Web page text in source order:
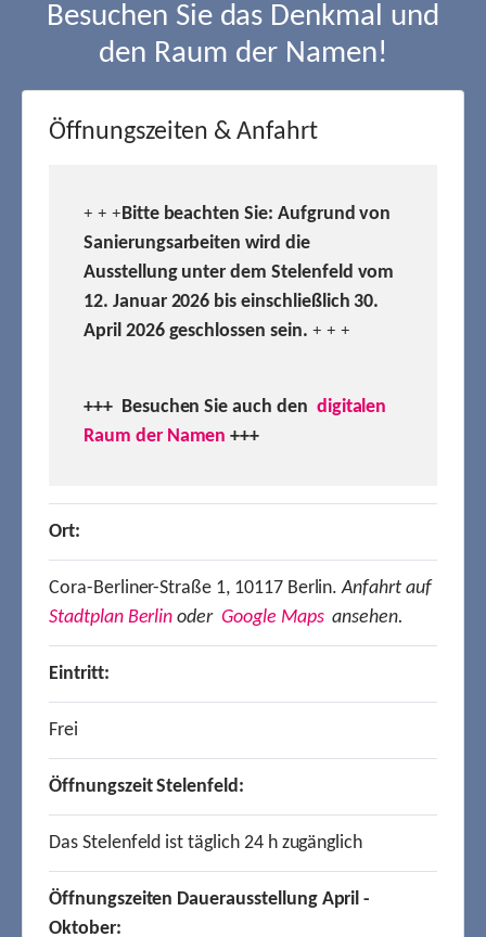
Besuchen Sie das Denkmal und
den Raum der Namen!
Öffnungszeiten & Anfahrt
+ + +Bitte beachten Sie: Aufgrund von
Sanierungsarbeiten wird die
Ausstellung unter dem Stelenfeld vom
12. Januar 2026 bis einschließlich 30.
April 2026 geschlossen sein. + + +
+++ Besuchen Sie auch den digitalen
Raum der Namen +++
Ort:
Cora-Berliner-Straße 1, 10117 Berlin.Anfahrt auf
Stadtplan Berlin oder Google Mapsansehen.
Eintritt:
Frei
Öffnungszeit Stelenfeld:
Das Stelenfeld ist täglich 24 h zugänglich
Öffnungszeiten Dauerausstellung April -
Oktober: